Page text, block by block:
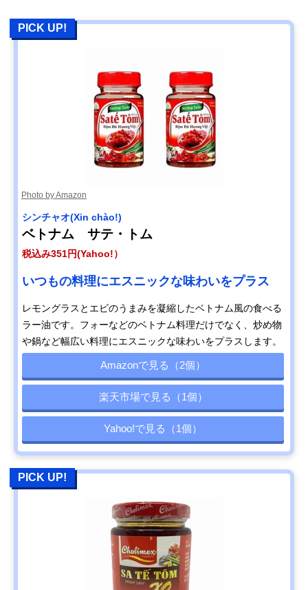
PICK UP!
Photo by Amazon
シンチャオ(Xin chào!)
ベトナム サテ・トム
税込み351円(Yahoo!）
いつもの料理にエスニックな味わいをプラス
レモングラスとエビのうまみを凝縮したベトナム風の食べる
ラー油です。フォーなどのベトナム料理だけでなく、炒め物
や鍋など幅広い料理にエスニックな味わいをプラスします。
Amazonで見る（2個）
楽天市場で見る（1個）
Yahoo!で見る（1個）
PICK UP!